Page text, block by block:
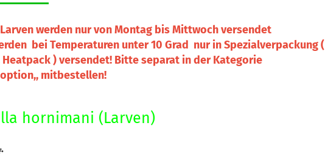
werden nur von Montag bis Mittwoch versendet
bei Temperaturen unter 10 Grad nur in Spezialverpackung (
) versendet! Bitte separat in der Kategorie
mitbestellen!
hornimani (Larven)